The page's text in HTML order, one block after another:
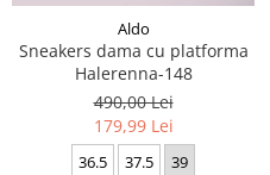
Aldo
Sneakers dama cu platforma
Halerenna-148
490,00 Lei
179,99 Lei
36.5 37.5 39